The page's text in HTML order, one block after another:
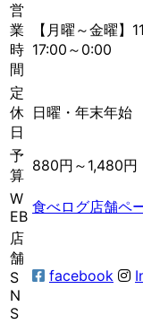
営
業
時
間
【月曜～金曜
17:00～0:00
定
休
日
日曜・年末年始
予
算
880円～1,480円
W
EB
食べログ店舗ペ
店
舗
S
N
S
facebook